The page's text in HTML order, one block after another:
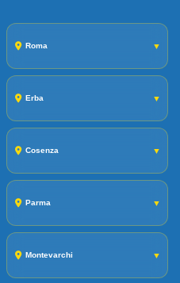
Roma ▼
Erba ▼
Cosenza ▼
Parma ▼
Montevarchi ▼